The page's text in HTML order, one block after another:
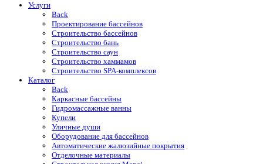
Услуги
Back
Проектирование бассейнов
Строительство бассейнов
Строительство бань
Строительство саун
Строительство хаммамов
Строительство SPA-комплексов
Каталог
Back
Каркасные бассейны
Гидромассажные ванны
Купели
Уличные души
Оборудование для бассейнов
Автоматические жалюзийные покрытия
Отделочные материалы